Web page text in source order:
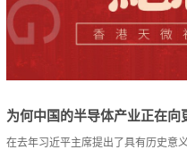
为何中国的半导体产业正在向
在去年习近平主席提出了具有历史意